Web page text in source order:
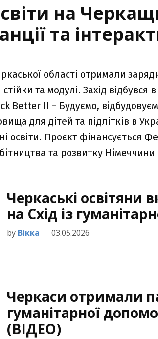
на
та
області отримали
стійки та модулі. Захід
Better II – Будуємо,
для дітей та підлітків в
освіти. Проєкт фінансується
та розвитку
Черкаські освітяни
на Схід із
by Вікка 03.05.2026
Черкаси отримали
гуманітарної
(ВІДЕО)